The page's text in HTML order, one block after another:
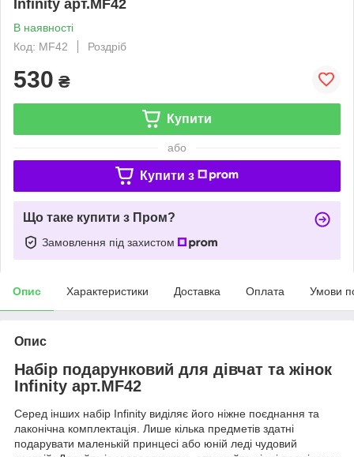
Infinity арт.MF42
В наявності
Код: MF42
Роздріб
530 ₴
Купити
або
Купити з
Що таке купити з Пром?
Замовлення під захистом
Опис Характеристики Доставка Оплата Умови
Опис
Набір подарунковий для дівчат та жінок
Infinity арт.MF42
Серед інших набір Infinity виділяє його ніжне поєднання та
лаконічна комплектація. Лише кілька предметів здатні
подарувати маленькій принцесі або юній леді чудовий